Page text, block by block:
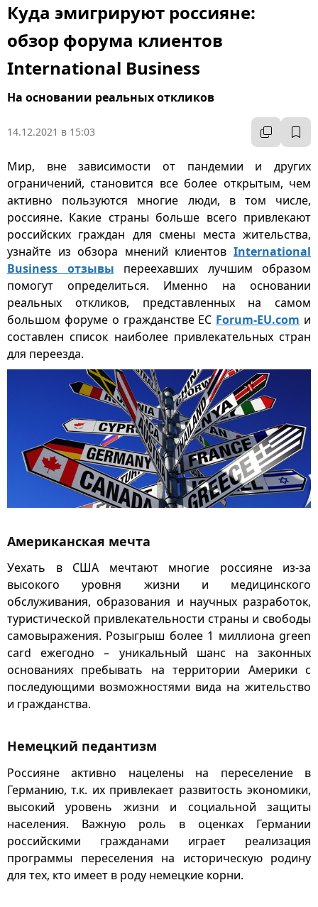
Куда эмигрируют россияне:
обзор форума клиентов
International Business
На основании реальных откликов
14.12.2021 в 15:03
Мир, вне зависимости от пандемии и других
ограничений, становится все более открытым, чем
активно пользуются многие люди, в том числе,
россияне. Какие страны больше всего привлекают
российских граждан для смены места жительства,
узнайте из обзора мнений клиентов International
Business отзывы переехавших лучшим образом
помогут определиться. Именно на основании
реальных откликов, представленных на самом
большом форуме о гражданстве ЕС Forum-EU.com и
составлен список наиболее привлекательных стран
для переезда.
Американская мечта
Уехать в США мечтают многие россияне из-за
высокого уровня жизни и медицинского
обслуживания, образования и научных разработок,
туристической привлекательности страны и свободы
самовыражения. Розыгрыш более 1 миллиона green
card ежегодно – уникальный шанс на законных
основаниях пребывать на территории Америки с
последующими возможностями вида на жительство
и гражданства.
Немецкий педантизм
Россияне активно нацелены на переселение в
Германию, т.к. их привлекает развитость экономики,
высокий уровень жизни и социальной защиты
населения. Важную роль в оценках Германии
российскими гражданами играет реализация
программы переселения на историческую родину
для тех, кто имеет в роду немецкие корни.